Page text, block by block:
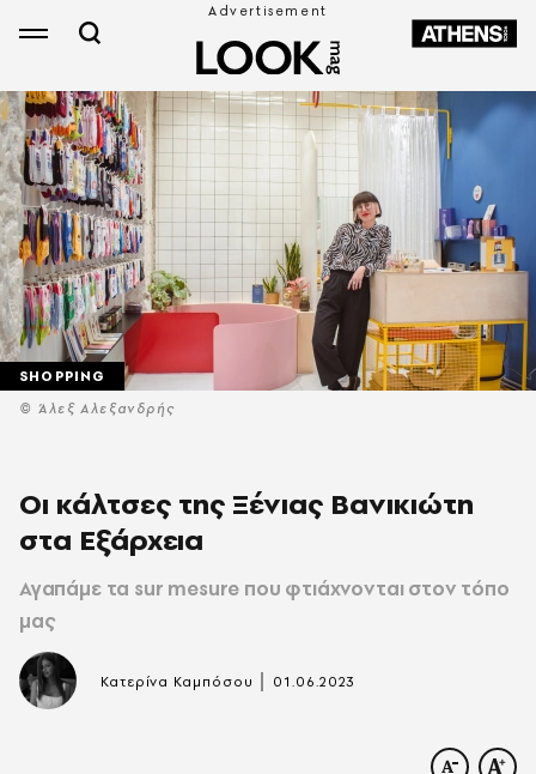
© Άλεξ Αλεξανδρής
SHOPPING
Oι κάλτσες της Ξένιας Βανικιώτη
στα Εξάρχεια
Αγαπάμε τα sur mesure που φτιάχνονται στον τόπο
μας
Κατερίνα Καμπόσου 01.06.2023